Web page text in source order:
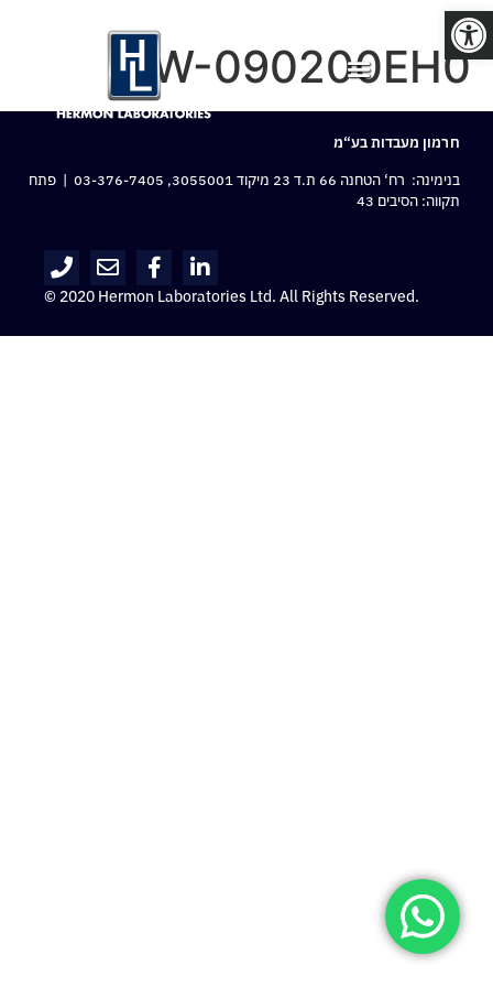
פתח סרגל נגישות
HW-090200EH0
חרמון מעבדות בע“מ
בנימינה: רח‘ הטחנה 66 ת.ד 23 מיקוד 3055001,
03-376-7405 | פתח
תקווה: הסיבים 43
© 2020 Hermon Laboratories Ltd. All Rights Reserved.